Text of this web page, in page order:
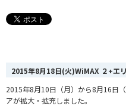
2015年8月18日(火)WiMAX ２+エ
2015年8月10日（月）から8月16日
アが拡大・拡充しました。